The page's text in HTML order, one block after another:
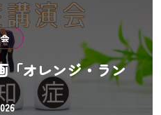
オレンジ・ラン